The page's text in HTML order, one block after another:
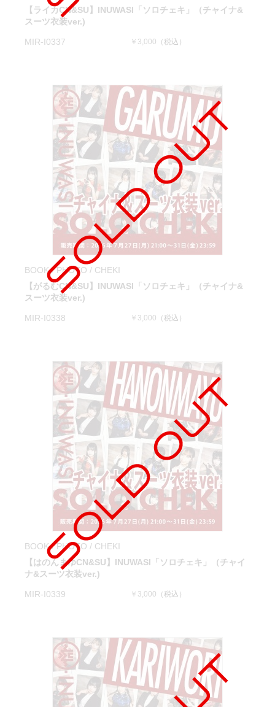
【ライカCN&SU】INUWASI「ソロチェキ」（チャイナ&
スーツ衣装ver.)
MIR-I0337 ￥3,000 （税込）
BOOK / PHOTO / CHEKI
【がるむCN&SU】INUWASI「ソロチェキ」（チャイナ&
スーツ衣装ver.)
MIR-I0338 ￥3,000 （税込）
BOOK / PHOTO / CHEKI
【はのんまゆCN&SU】INUWASI「ソロチェキ」（チャイ
ナ&スーツ衣装ver.)
MIR-I0339 ￥3,000 （税込）